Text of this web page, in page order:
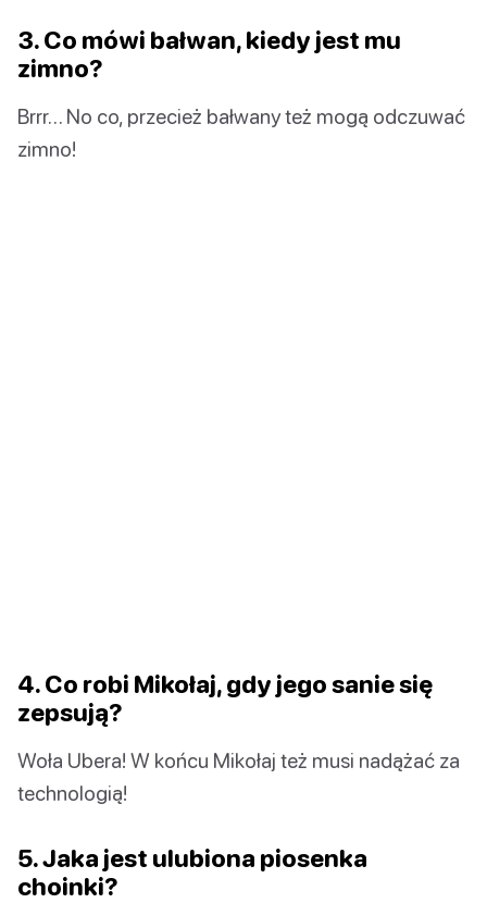
3. Co mówi bałwan, kiedy jest mu
zimno?
Brrr… No co, przecież bałwany też mogą odczuwać
zimno!
4. Co robi Mikołaj, gdy jego sanie się
zepsują?
Woła Ubera! W końcu Mikołaj też musi nadążać za
technologią!
5. Jaka jest ulubiona piosenka
choinki?